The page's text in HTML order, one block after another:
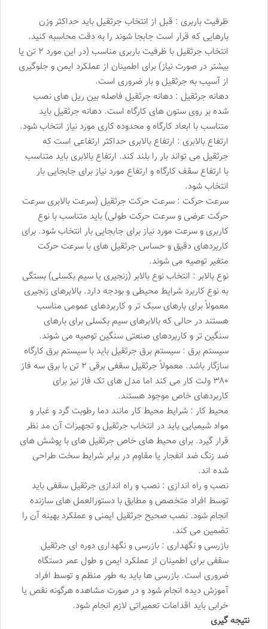
ظرفیت باربری : قبل از انتخاب جرثقیل باید حداکثر وزن
بارهایی که قرار است جابجا شوند را به دقت محاسبه کنید.
انتخاب جرثقیل با ظرفیت باربری مناسب (در این مورد ۲ تن یا
بیشتر در صورت نیاز) برای اطمینان از عملکرد ایمن و جلوگیری
از آسیب به جرثقیل و بار ضروری است.
دهانه جرثقیل : دهانه جرثقیل فاصله بین ریل های نصب
شده بر روی ستون های کارگاه است. دهانه جرثقیل باید
متناسب با ابعاد کارگاه و محدوده کاری مورد نیاز انتخاب شود.
ارتفاع بالابری : ارتفاع بالابری حداکثر ارتفاعی است که
جرثقیل می تواند بار را بلند کند. ارتفاع بالابری باید متناسب
با ارتفاع سقف کارگاه و ارتفاع مورد نیاز برای جابجایی بار
انتخاب شود.
سرعت حرکت : سرعت حرکت جرثقیل (سرعت بالابری سرعت
حرکت عرضی و سرعت حرکت طولی) باید متناسب با نوع
کاربری و سرعت مورد نیاز برای جابجایی بار انتخاب شود. برای
کاربردهای دقیق و حساس جرثقیل های با سرعت حرکت
متغیر توصیه می شوند.
نوع بالابر : انتخاب نوع بالابر (زنجیری یا سیم بکسلی) بستگی
به نوع کاربرد شرایط محیطی و بودجه دارد. بالابرهای زنجیری
معمولاً برای بارهای سبک تر و کاربردهای عمومی مناسب
هستند در حالی که بالابرهای سیم بکسلی برای بارهای
سنگین تر و کاربردهای صنعتی سنگین توصیه می شوند.
سیستم برق : سیستم برق جرثقیل باید با سیستم برق کارگاه
سازگار باشد. معمولاً جرثقیل سقفی برقی ۲ تن با برق سه فاز
۳۸۰ ولت کار می کند اما مدل های تک فاز نیز برای
کاربردهای خاص موجود هستند.
محیط کار : شرایط محیط کار مانند دما رطوبت گرد و غبار و
مواد شیمیایی باید در انتخاب جرثقیل و تجهیزات آن مد نظر
قرار گیرد. برای محیط های خاص جرثقیل های با پوشش های
ضد زنگ ضد انفجار یا مقاوم در برابر شرایط سخت طراحی
شده اند.
نصب و راه اندازی : نصب و راه اندازی جرثقیل سقفی باید
توسط افراد متخصص و مطابق با دستورالعمل های سازنده
انجام شود. نصب صحیح جرثقیل ایمنی و عملکرد بهینه آن را
تضمین می کند.
بازرسی و نگهداری : بازرسی و نگهداری دوره ای جرثقیل
سقفی برای اطمینان از عملکرد ایمن و طول عمر دستگاه
ضروری است. بازرسی ها باید به طور منظم و توسط افراد
آموزش دیده انجام شود و در صورت مشاهده هرگونه نقص یا
خرابی باید اقدامات تعمیراتی لازم انجام شود.
نتیجه گیری